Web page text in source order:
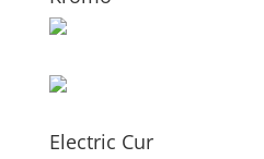
Electric Cur